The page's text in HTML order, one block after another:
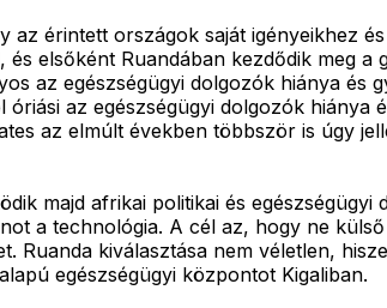
érintett országok saját igényeikhez
elsőként Ruandában kezdődik meg a
az egészségügyi dolgozók hiánya és
az egészségügyi dolgozók hiánya
az elmúlt években többször is úgy
majd afrikai politikai és
a technológia. A cél az, hogy ne
kiválasztása nem véletlen,
egészségügyi központot Kigaliban.